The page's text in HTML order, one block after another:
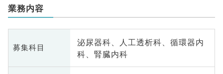
業務内容
募集科目
泌尿器科、人工透析科、循環器内
科、腎臓内科